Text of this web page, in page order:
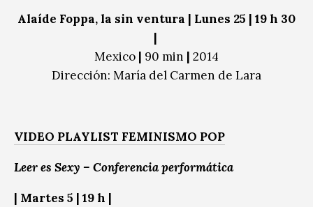
Alaíde Foppa, la sin ventura | Lunes 25 | 19 h 30
|
Mexico | 90 min | 2014
Dirección: María del Carmen de Lara
VIDEO PLAYLIST FEMINISMO POP
Leer es Sexy – Conferencia performática
| Martes 5 | 19 h |